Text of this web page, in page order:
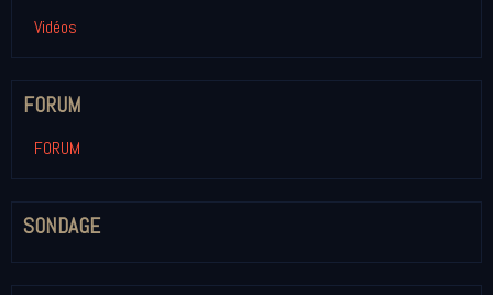
Vidéos
FORUM
FORUM
SONDAGE